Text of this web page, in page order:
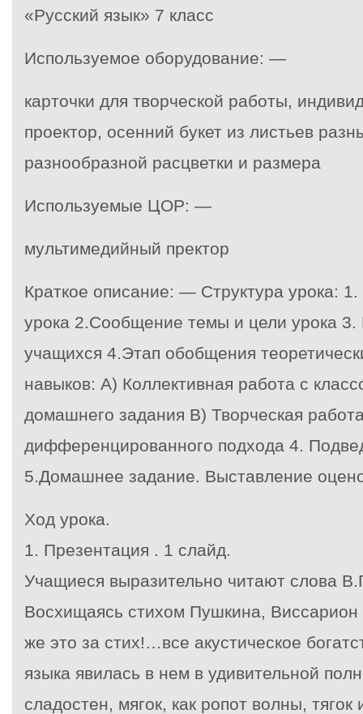
«Русский язык» 7 класс
Используемое оборудование: —
карточки для творческой работы,
проектор, осенний букет из листьев
разнообразной расцветки и размера
Используемые ЦОР: —
мультимедийный пректор
Краткое описание: — Структура урока:
урока 2.Сообщение темы и цели урока 3.
учащихся 4.Этап обобщения
навыков: А) Коллективная работа с
домашнего задания В) Творческая
дифференцированного подхода 4.
5.Домашнее задание. Выставление
Ход урока.
1. Презентация . 1 слайд.
Учащиеся выразительно читают слова
Восхищаясь стихом Пушкина, Виссарион
же это за стих!…все акустическое
языка явилась в нем в удивительной
сладостен, мягок, как ропот волны, тягок